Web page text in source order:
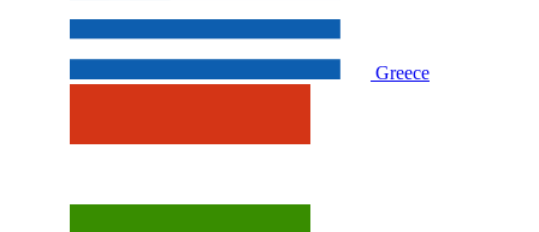
Greece